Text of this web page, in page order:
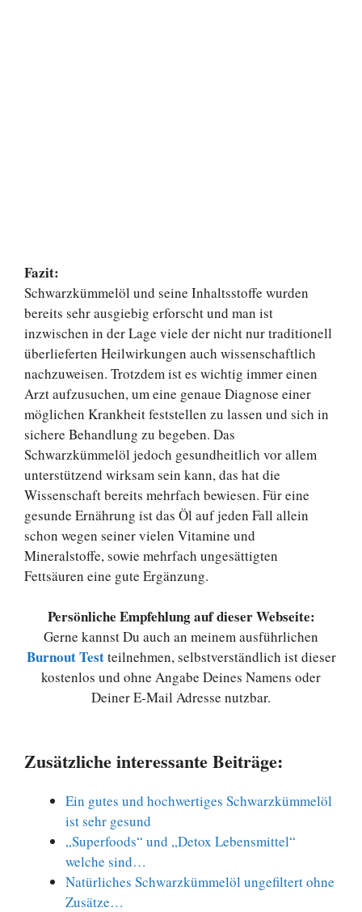
Fazit:
Schwarzkümmelöl und seine Inhaltsstoffe wurden
bereits sehr ausgiebig erforscht und man ist
inzwischen in der Lage viele der nicht nur traditionell
überlieferten Heilwirkungen auch wissenschaftlich
nachzuweisen. Trotzdem ist es wichtig immer einen
Arzt aufzusuchen, um eine genaue Diagnose einer
möglichen Krankheit feststellen zu lassen und sich in
sichere Behandlung zu begeben. Das
Schwarzkümmelöl jedoch gesundheitlich vor allem
unterstützend wirksam sein kann, das hat die
Wissenschaft bereits mehrfach bewiesen. Für eine
gesunde Ernährung ist das Öl auf jeden Fall allein
schon wegen seiner vielen Vitamine und
Mineralstoffe, sowie mehrfach ungesättigten
Fettsäuren eine gute Ergänzung.
Persönliche Empfehlung auf dieser Webseite:
Gerne kannst Du auch an meinem ausführlichen
Burnout Testteilnehmen, selbstverständlich ist dieser
kostenlos und ohne Angabe Deines Namens oder
Deiner E-Mail Adresse nutzbar.
Zusätzliche interessante Beiträge:
Ein gutes und hochwertiges Schwarzkümmelöl
ist sehr gesund
„Superfoods“ und „Detox Lebensmittel“
welche sind…
Natürliches Schwarzkümmelöl ungefiltert ohne
Zusätze…